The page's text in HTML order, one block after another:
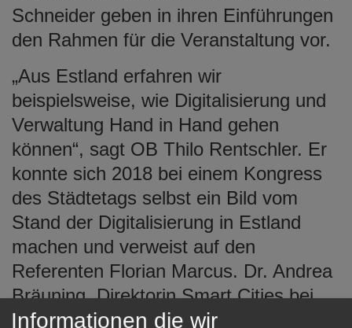
Schneider geben in ihren Einführungen
den Rahmen für die Veranstaltung vor.
„Aus Estland erfahren wir
beispielsweise, wie Digitalisierung und
Verwaltung Hand in Hand gehen
können“, sagt OB Thilo Rentschler. Er
konnte sich 2018 bei einem Kongress
des Städtetags selbst ein Bild vom
Stand der Digitalisierung in Estland
machen und verweist auf den
Referenten Florian Marcus. Dr. Andrea
Bräuning, Direktorin Smart Cities bei
der Robert Bosch GmbH, gibt einen
Informationen die wir